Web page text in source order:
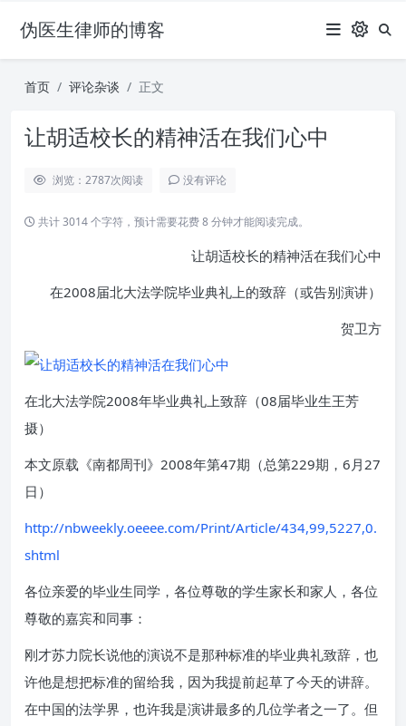
伪医生律师的博客
首页 评论杂谈 正文
让胡适校长的精神活在我们心中
浏览：2787次阅读 没有评论
共计 3014 个字符，预计需要花费 8 分钟才能阅读完成。
让胡适校长的精神活在我们心中
在2008届北大法学院毕业典礼上的致辞（或告别演讲）
贺卫方
在北大法学院2008年毕业典礼上致辞（08届毕业生王芳
摄）
本文原载《南都周刊》2008年第47期（总第229期，6月27
日）
http://nbweekly.oeeee.com/Print/Article/434,99,5227,0.
shtml
各位亲爱的毕业生同学，各位尊敬的学生家长和家人，各位
尊敬的嘉宾和同事：
刚才苏力院长说他的演说不是那种标准的毕业典礼致辞，也
许他是想把标准的留给我，因为我提前起草了今天的讲辞。
在中国的法学界，也许我是演讲最多的几位学者之一了。但